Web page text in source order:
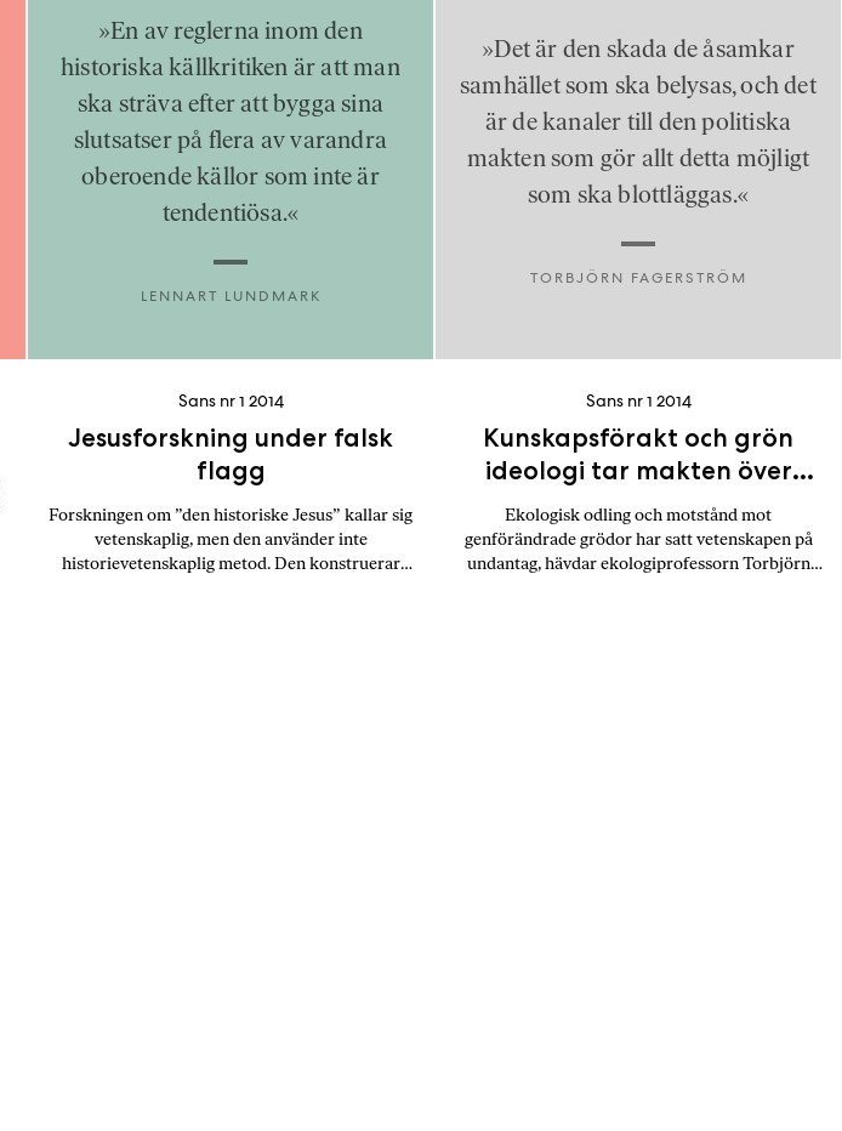
»En av reglerna inom den
historiska källkritiken är att man
ska sträva efter att bygga sina
slutsatser på flera av varandra
oberoende källor som inte är
tendentiösa.«
LENNART LUNDMARK
Jesusforskning under falsk
flagg
Sans nr 1 2014
Forskningen om ”den historiske Jesus” kallar sig
vetenskaplig, men den använder inte
historievetenskaplig metod. Den konstruerar
»Det är den skada de åsamkar
samhället som ska belysas, och det
är de kanaler till den politiska
makten som gör allt detta möjligt
som ska blottläggas.«
TORBJÖRN FAGERSTRÖM
Kunskapsförakt och grön
ideologi tar makten över
jordbruket
Sans nr 1 2014
Ekologisk odling och motstånd mot
genförändrade grödor har satt vetenskapen på
undantag, hävdar ekologiprofessorn Torbjörn